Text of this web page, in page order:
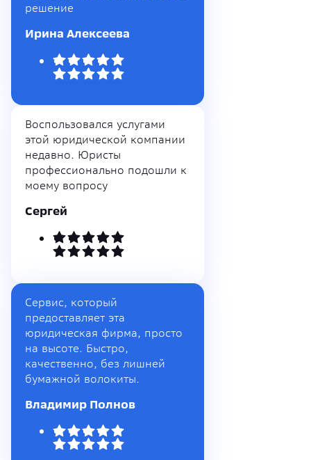
решение
Ирина Алексеева
Воспользовался услугами
этой юридической компании
недавно. Юристы
профессионально подошли к
моему вопросу
Сергей
Сервис, который
предоставляет эта
юридическая фирма, просто
на высоте. Быстро,
качественно, без лишней
бумажной волокиты.
Владимир Полнов